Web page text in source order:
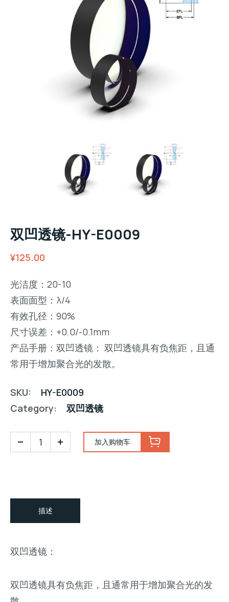
双凹透镜-HY-E0009
¥125.00
光洁度：20-10
表面面型：λ/4
有效孔径：90%
尺寸误差：+0.0/-0.1mm
产品手册：双凹透镜： 双凹透镜具有负焦距，且通
常用于增加聚合光的发散。
SKU:
HY-E0009
Category:
双凹透镜
加入购物车
描述
双凹透镜：
双凹透镜具有负焦距，且通常用于增加聚合光的发